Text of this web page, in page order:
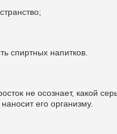
спиртных напитков.
не осознает, какой
его организму.